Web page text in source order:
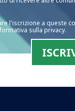
l'iscrizione a queste
sulla privacy.